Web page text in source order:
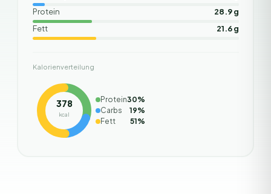
Protein
28.9 g
Fett
21.6 g
Kalorienverteilung
378
kcal
Protein30%
Carbs
19%
Fett
51%